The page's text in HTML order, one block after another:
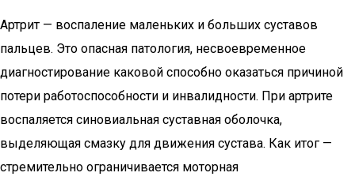
Артрит — воспаление маленьких и больших суставов
пальцев. Это опасная патология, несвоевременное
диагностирование каковой способно оказаться причиной
потери работоспособности и инвалидности. При артрите
воспаляется синовиальная суставная оболочка,
выделяющая смазку для движения сустава. Как итог —
стремительно ограничивается моторная